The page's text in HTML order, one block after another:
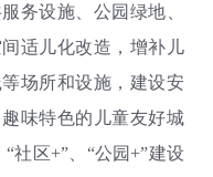
务设施、公园绿地、
适儿化改造，增补儿
场所和设施，建设安
味特色的儿童友好城
社区+”、“公园+”建设